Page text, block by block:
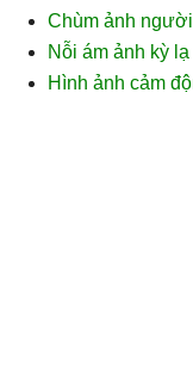
Chùm ảnh
Nỗi ám ảnh kỳ
Hình ảnh cảm